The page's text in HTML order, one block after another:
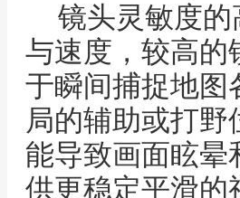
镜头灵敏度
与速度，较高的
于瞬间捕捉地图
局的辅助或打
能导致画面眩晕
供更稳定平滑的